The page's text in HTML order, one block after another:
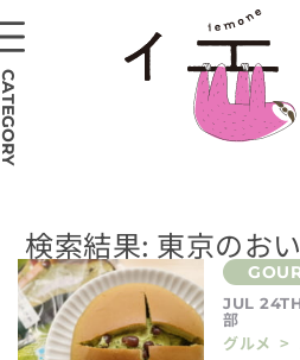
検索結果: 東京のお
JUL
部
グルメ >